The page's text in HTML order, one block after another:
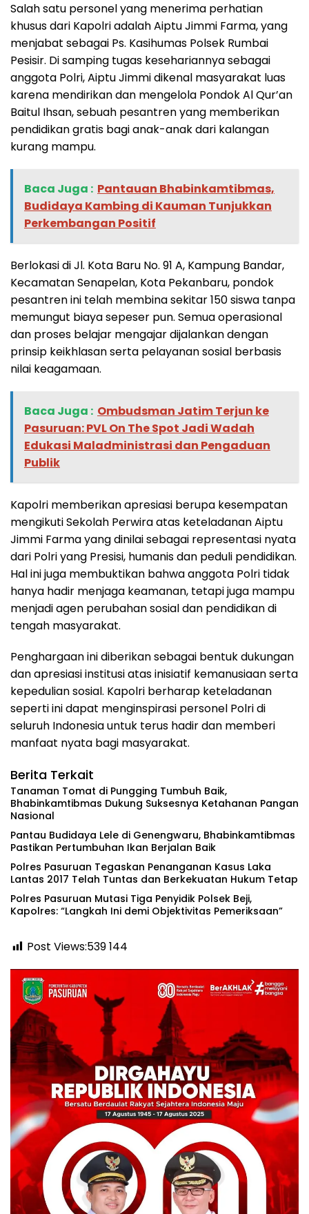
Salah satu personel yang menerima perhatian
khusus dari Kapolri adalah Aiptu Jimmi Farma, yang
menjabat sebagai Ps. Kasihumas Polsek Rumbai
Pesisir. Di samping tugas kesehariannya sebagai
anggota Polri, Aiptu Jimmi dikenal masyarakat luas
karena mendirikan dan mengelola Pondok Al Qur’an
Baitul Ihsan, sebuah pesantren yang memberikan
pendidikan gratis bagi anak-anak dari kalangan
kurang mampu.
Baca Juga : Pantauan Bhabinkamtibmas,
Budidaya Kambing di Kauman Tunjukkan
Perkembangan Positif
Berlokasi di Jl. Kota Baru No. 91 A, Kampung Bandar,
Kecamatan Senapelan, Kota Pekanbaru, pondok
pesantren ini telah membina sekitar 150 siswa tanpa
memungut biaya sepeser pun. Semua operasional
dan proses belajar mengajar dijalankan dengan
prinsip keikhlasan serta pelayanan sosial berbasis
nilai keagamaan.
Baca Juga : ‎Ombudsman Jatim Terjun ke
Pasuruan: PVL On The Spot Jadi Wadah
Edukasi Maladministrasi dan Pengaduan
Publik
Kapolri memberikan apresiasi berupa kesempatan
mengikuti Sekolah Perwira atas keteladanan Aiptu
Jimmi Farma yang dinilai sebagai representasi nyata
dari Polri yang Presisi, humanis dan peduli pendidikan.
Hal ini juga membuktikan bahwa anggota Polri tidak
hanya hadir menjaga keamanan, tetapi juga mampu
menjadi agen perubahan sosial dan pendidikan di
tengah masyarakat.
Penghargaan ini diberikan sebagai bentuk dukungan
dan apresiasi institusi atas inisiatif kemanusiaan serta
kepedulian sosial. Kapolri berharap keteladanan
seperti ini dapat menginspirasi personel Polri di
seluruh Indonesia untuk terus hadir dan memberi
manfaat nyata bagi masyarakat.
Berita Terkait
Tanaman Tomat di Pungging Tumbuh Baik,
Bhabinkamtibmas Dukung Suksesnya Ketahanan Pangan
Nasional
Pantau Budidaya Lele di Genengwaru, Bhabinkamtibmas
Pastikan Pertumbuhan Ikan Berjalan Baik
Polres Pasuruan Tegaskan Penanganan Kasus Laka
Lantas 2017 Telah Tuntas dan Berkekuatan Hukum Tetap
‎Polres Pasuruan Mutasi Tiga Penyidik Polsek Beji,
Kapolres: “Langkah Ini demi Objektivitas Pemeriksaan”
Post Views:539144